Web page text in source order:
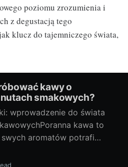
poziomu zrozumienia i
z degustacją tego
klucz do tajemniczego świata,
kawy o
smakowych?
wprowadzenie do świata
kawa to
aromatów potrafi
Większość z nas nie
bez filiżanki pachnącego